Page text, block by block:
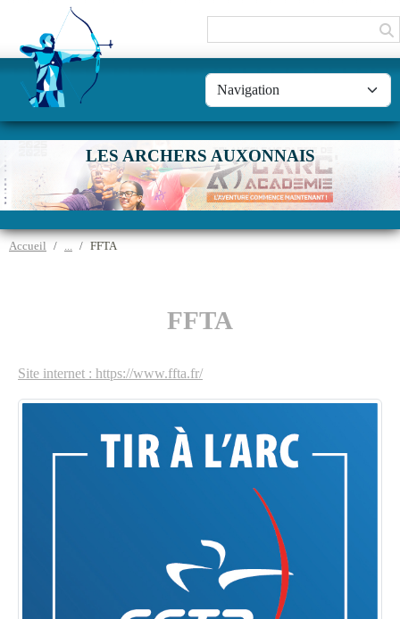
LES ARCHERS AUXONNAIS
Accueil FFTA
FFTA
Site internet : https://www.ffta.fr/
Panneau de gestion des cookies